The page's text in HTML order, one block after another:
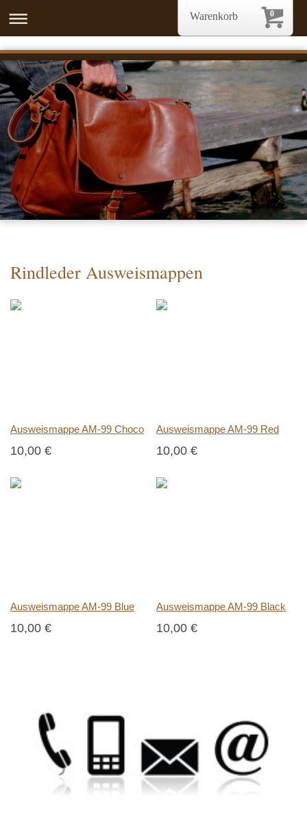
Rindleder Ausweismappen
Ausweismappe AM-99 Choco
10,00 €
Ausweismappe AM-99 Red
10,00 €
Ausweismappe AM-99 Blue
10,00 €
Ausweismappe AM-99 Black
10,00 €
0
Warenkorb